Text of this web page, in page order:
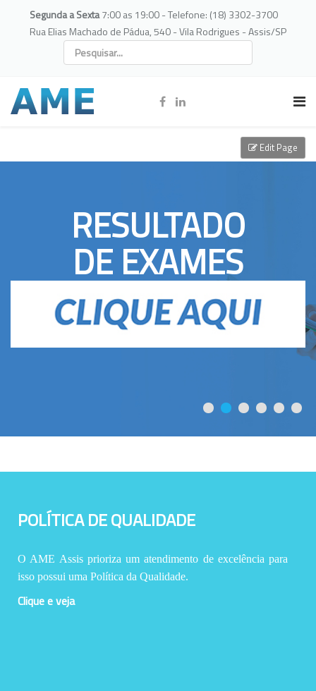
Segunda a Sexta7:00 as 19:00 - Telefone: (18) 3302-3700
Rua Elias Machado de Pádua, 540 - Vila Rodrigues - Assis/SP
RESULTADO
DE EXAMES
POLÍTICA DE QUALIDADE
O AME Assis prioriza um atendimento de excelência para
isso possui uma Política da Qualidade.
Clique e veja
Edit Page